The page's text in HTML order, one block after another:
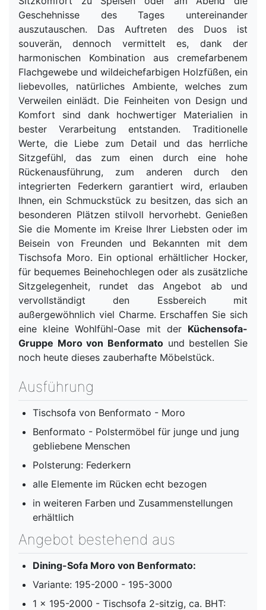
Geschehnisse des Tages untereinander
auszutauschen. Das Auftreten des Duos ist
souverän, dennoch vermittelt es, dank der
harmonischen Kombination aus cremefarbenem
Flachgewebe und wildeichefarbigen Holzfüßen, ein
liebevolles, natürliches Ambiente, welches zum
Verweilen einlädt. Die Feinheiten von Design und
Komfort sind dank hochwertiger Materialien in
bester Verarbeitung entstanden. Traditionelle
Werte, die Liebe zum Detail und das herrliche
Sitzgefühl, das zum einen durch eine hohe
Rückenausführung, zum anderen durch den
integrierten Federkern garantiert wird, erlauben
Ihnen, ein Schmuckstück zu besitzen, das sich an
besonderen Plätzen stilvoll hervorhebt. Genießen
Sie die Momente im Kreise Ihrer Liebsten oder im
Beisein von Freunden und Bekannten mit dem
Tischsofa Moro. Ein optional erhältlicher Hocker,
für bequemes Beinehochlegen oder als zusätzliche
Sitzgelegenheit, rundet das Angebot ab und
vervollständigt den Essbereich mit
außergewöhnlich viel Charme. Erschaffen Sie sich
eine kleine Wohlfühl-Oase mit der Küchensofa-
Gruppe Moro von Benformato und bestellen Sie
noch heute dieses zauberhafte Möbelstück.
Ausführung
Tischsofa von Benformato - Moro
Benformato - Polstermöbel für junge und jung
gebliebene Menschen
Polsterung: Federkern
alle Elemente im Rücken echt bezogen
in weiteren Farben und Zusammenstellungen
erhältlich
Angebot bestehend aus
Dining-Sofa Moro von Benformato:
Variante: 195-2000 - 195-3000
1 x 195-2000 - Tischsofa 2-sitzig, ca. BHT: